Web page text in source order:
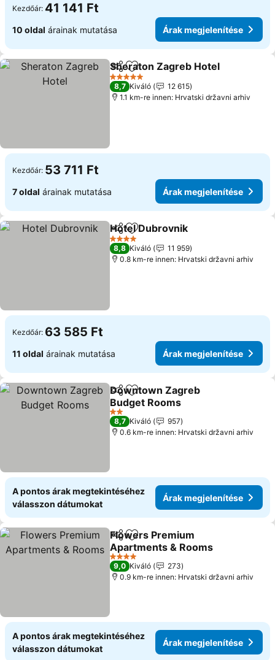
Kezdőár: 41 141 Ft
10 oldal árainak mutatása Árak megjelenítése
MegosztásHozzáadás a kedvencekhez
Sheraton Zagreb Hotel
5 Kategória
8,7 Kiváló
12 615
1.1 km-re innen: Hrvatski državni arhiv
Kezdőár: 53 711 Ft
7 oldal árainak mutatása Árak megjelenítése
Megosztás
Hozzáadás a kedvencekhez
Hotel Dubrovnik
4 Kategória
8,8 Kiváló
11 959
0.8 km-re innen: Hrvatski državni arhiv
Kezdőár: 63 585 Ft
11 oldal árainak mutatása Árak megjelenítése
Megosztás
Hozzáadás a kedvencekhez
Downtown Zagreb
Budget Rooms
2 Kategória
8,7 Kiváló
957
0.6 km-re innen: Hrvatski državni arhiv
A pontos árak megtekintéséhez
válasszon dátumokat
Árak megjelenítése
MegosztásHozzáadás a kedvencekhez
Flowers Premium
Apartments & Rooms
4 Kategória
9,0 Kiváló
273
0.9 km-re innen: Hrvatski državni arhiv
A pontos árak megtekintéséhez
válasszon dátumokat
Árak megjelenítése